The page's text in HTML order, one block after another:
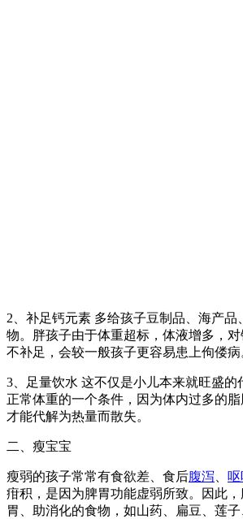
2、补足钙元素 多给孩子豆制品、海产品
物。胖孩子由于体重超标，体液增多，
不补足，会较一般孩子更容易患上佝偻病
3、足量饮水 这不仅是小儿本来就旺盛的
正常体重的一个条件，因为体内过多的脂
才能代解为热量而散失。
二、瘦宝宝
瘦弱的孩子常常有食欲差、食后腹泻 呕
疳积，是因为脾胃功能虚弱所致。因此
胃、助消化的食物，如山药、扁豆、莲